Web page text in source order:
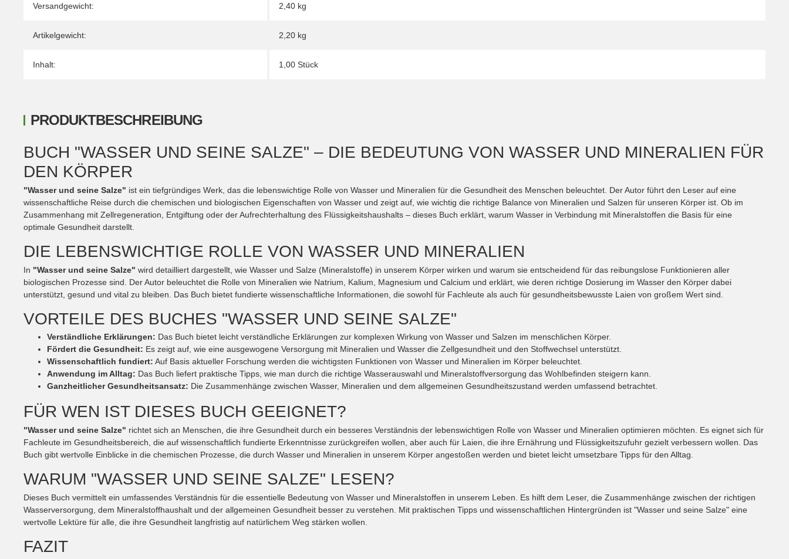
Versandgewicht: 2,40 kg
Artikelgewicht: 2,20 kg
Inhalt: 1,00 Stück
PRODUKTBESCHREIBUNG
BUCH "WASSER UND SEINE SALZE" – DIE BEDEUTUNG VON WASSER UND MINERALIEN FÜR
DEN KÖRPER
"Wasser und seine Salze" ist ein tiefgründiges Werk, das die lebenswichtige Rolle von Wasser und Mineralien für die Gesundheit des Menschen beleuchtet. Der Autor führt den Leser auf eine
wissenschaftliche Reise durch die chemischen und biologischen Eigenschaften von Wasser und zeigt auf, wie wichtig die richtige Balance von Mineralien und Salzen für unseren Körper ist. Ob im
Zusammenhang mit Zellregeneration, Entgiftung oder der Aufrechterhaltung des Flüssigkeitshaushalts – dieses Buch erklärt, warum Wasser in Verbindung mit Mineralstoffen die Basis für eine
optimale Gesundheit darstellt.
DIE LEBENSWICHTIGE ROLLE VON WASSER UND MINERALIEN
In "Wasser und seine Salze" wird detailliert dargestellt, wie Wasser und Salze (Mineralstoffe) in unserem Körper wirken und warum sie entscheidend für das reibungslose Funktionieren aller
biologischen Prozesse sind. Der Autor beleuchtet die Rolle von Mineralien wie Natrium, Kalium, Magnesium und Calcium und erklärt, wie deren richtige Dosierung im Wasser den Körper dabei
unterstützt, gesund und vital zu bleiben. Das Buch bietet fundierte wissenschaftliche Informationen, die sowohl für Fachleute als auch für gesundheitsbewusste Laien von großem Wert sind.
VORTEILE DES BUCHES "WASSER UND SEINE SALZE"
Verständliche Erklärungen: Das Buch bietet leicht verständliche Erklärungen zur komplexen Wirkung von Wasser und Salzen im menschlichen Körper.
Fördert die Gesundheit: Es zeigt auf, wie eine ausgewogene Versorgung mit Mineralien und Wasser die Zellgesundheit und den Stoffwechsel unterstützt.
Wissenschaftlich fundiert: Auf Basis aktueller Forschung werden die wichtigsten Funktionen von Wasser und Mineralien im Körper beleuchtet.
Anwendung im Alltag: Das Buch liefert praktische Tipps, wie man durch die richtige Wasserauswahl und Mineralstoffversorgung das Wohlbefinden steigern kann.
Ganzheitlicher Gesundheitsansatz: Die Zusammenhänge zwischen Wasser, Mineralien und dem allgemeinen Gesundheitszustand werden umfassend betrachtet.
FÜR WEN IST DIESES BUCH GEEIGNET?
"Wasser und seine Salze" richtet sich an Menschen, die ihre Gesundheit durch ein besseres Verständnis der lebenswichtigen Rolle von Wasser und Mineralien optimieren möchten. Es eignet sich für
Fachleute im Gesundheitsbereich, die auf wissenschaftlich fundierte Erkenntnisse zurückgreifen wollen, aber auch für Laien, die ihre Ernährung und Flüssigkeitszufuhr gezielt verbessern wollen. Das
Buch gibt wertvolle Einblicke in die chemischen Prozesse, die durch Wasser und Mineralien in unserem Körper angestoßen werden und bietet leicht umsetzbare Tipps für den Alltag.
WARUM "WASSER UND SEINE SALZE" LESEN?
Dieses Buch vermittelt ein umfassendes Verständnis für die essentielle Bedeutung von Wasser und Mineralstoffen in unserem Leben. Es hilft dem Leser, die Zusammenhänge zwischen der richtigen
Wasserversorgung, dem Mineralstoffhaushalt und der allgemeinen Gesundheit besser zu verstehen. Mit praktischen Tipps und wissenschaftlichen Hintergründen ist "Wasser und seine Salze" eine
wertvolle Lektüre für alle, die ihre Gesundheit langfristig auf natürlichem Weg stärken wollen.
FAZIT